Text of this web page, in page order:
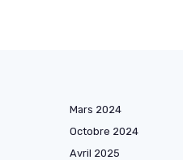
Mars 2024
Octobre 2024
Avril 2025